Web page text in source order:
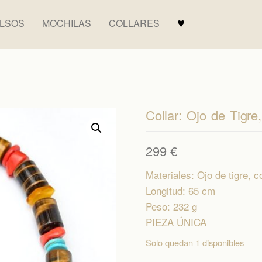
MOCHILAS COLLARES ♥
Collar: Ojo de
299 €
Materiales: Ojo de tigre,
Longitud: 65 cm
Peso: 232 g
PIEZA ÚNICA
Solo quedan 1 disponibles